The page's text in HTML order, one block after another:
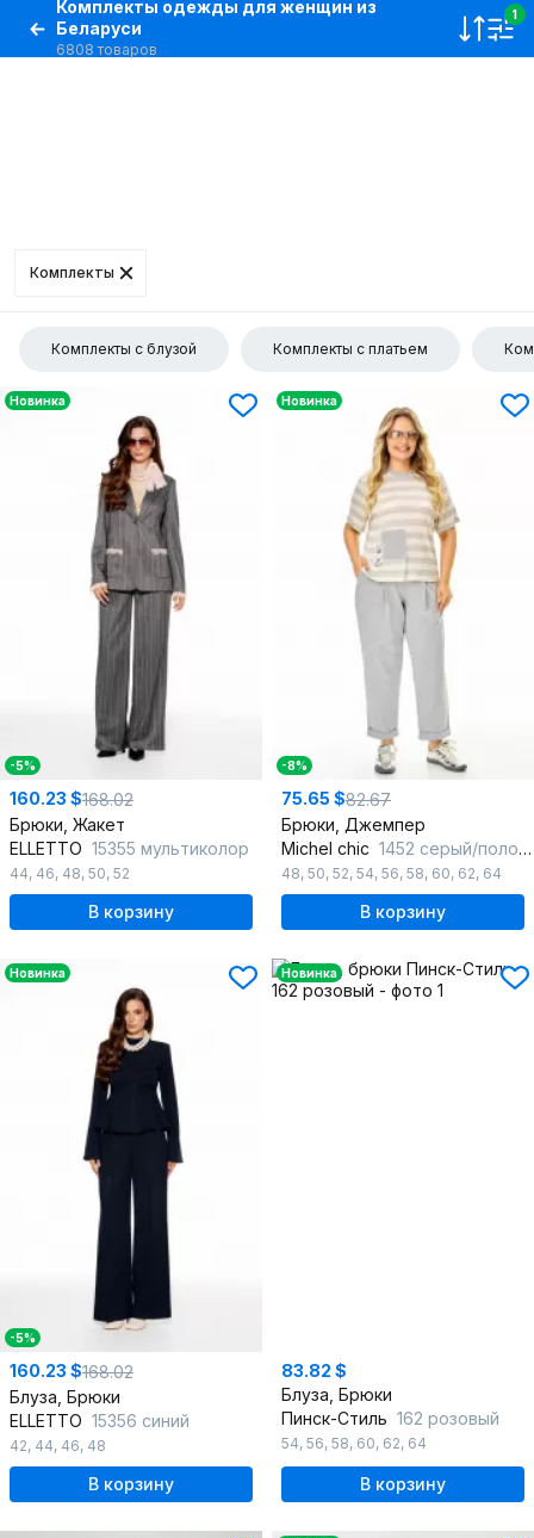
Комплекты одежды для женщин из
Беларуси
6808 товаров
1
Комплекты
Комплекты с блузой Комплекты с платьем
Новинка
-5%
160.23 $168.02
Брюки, Жакет
ELLETTO 15355 мультиколор
44, 46, 48, 50, 52
В корзину
Новинка
-8%
75.65 $82.67
Брюки, Джемпер
Michel chic 1452 серый/полоска
48, 50, 52, 54, 56, 58, 60, 62, 64
В корзину
Новинка
-5%
160.23 $168.02
Блуза, Брюки
ELLETTO 15356 синий
42, 44, 46, 48
В корзину
Новинка
83.82 $
Блуза, Брюки
Пинск-Стиль 162 розовый
54, 56, 58, 60, 62, 64
В корзину